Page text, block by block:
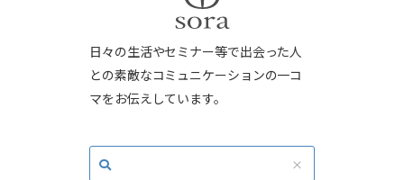
日々の生活やセミナー等で出会った人
との素敵なコミュニケーションの一コ
マをお伝えしています。